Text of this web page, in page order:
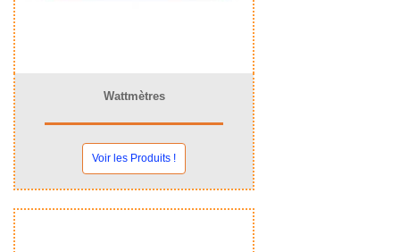
Wattmètres
Voir les Produits !